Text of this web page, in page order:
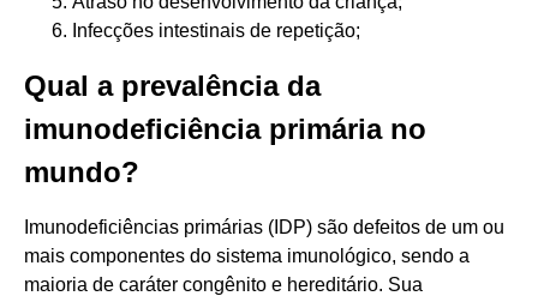
Infecções intestinais de repetição;
Qual a prevalência da
imunodeficiência primária no
mundo?
Imunodeficiências primárias (IDP) são defeitos de um ou
mais componentes do sistema imunológico, sendo a
maioria de caráter congênito e hereditário. Sua